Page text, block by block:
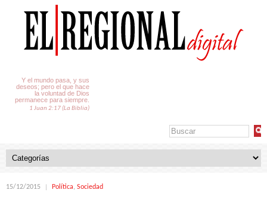
Y el mundo pasa, y sus
deseos; pero el que hace
la voluntad de Dios
permanece para siempre.
1 Juan 2:17 (La Biblia)
15/12/2015 Política, Sociedad